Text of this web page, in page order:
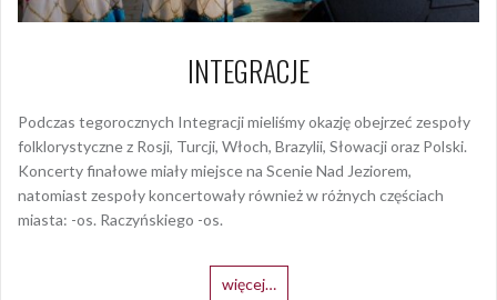
INTEGRACJE
Podczas tegorocznych Integracji mieliśmy okazję obejrzeć zespoły
folklorystyczne z Rosji, Turcji, Włoch, Brazylii, Słowacji oraz Polski.
Koncerty finałowe miały miejsce na Scenie Nad Jeziorem,
natomiast zespoły koncertowały również w różnych częściach
miasta: -os. Raczyńskiego -os.
więcej…